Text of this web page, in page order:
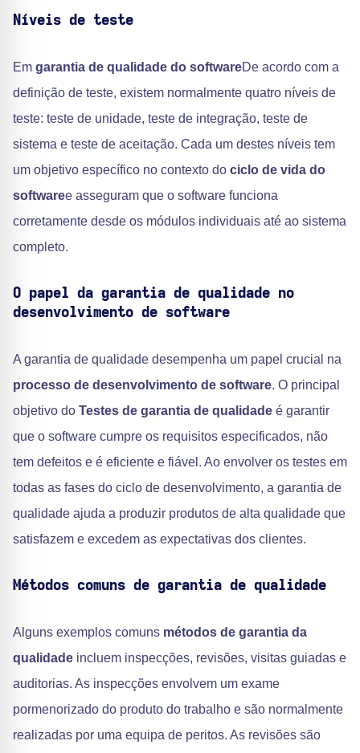
Níveis de teste
Em garantia de qualidade do softwareDe acordo com a
definição de teste, existem normalmente quatro níveis de
teste: teste de unidade, teste de integração, teste de
sistema e teste de aceitação. Cada um destes níveis tem
um objetivo específico no contexto do ciclo de vida do
softwaree asseguram que o software funciona
corretamente desde os módulos individuais até ao sistema
completo.
O papel da garantia de qualidade no
desenvolvimento de software
A garantia de qualidade desempenha um papel crucial na
processo de desenvolvimento de software. O principal
objetivo do Testes de garantia de qualidade é garantir
que o software cumpre os requisitos especificados, não
tem defeitos e é eficiente e fiável. Ao envolver os testes em
todas as fases do ciclo de desenvolvimento, a garantia de
qualidade ajuda a produzir produtos de alta qualidade que
satisfazem e excedem as expectativas dos clientes.
Métodos comuns de garantia de qualidade
Alguns exemplos comuns métodos de garantia da
qualidade incluem inspecções, revisões, visitas guiadas e
auditorias. As inspecções envolvem um exame
pormenorizado do produto do trabalho e são normalmente
realizadas por uma equipa de peritos. As revisões são